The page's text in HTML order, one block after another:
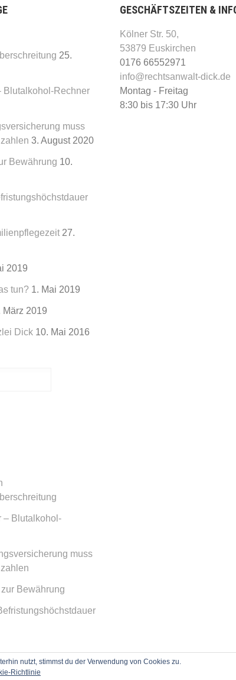
25.
Blutalkohol-Rechner
muss
3. August 2020
Bewährung 10.
27.
2019
tun? 1. Mai 2019
März 2019
Dick 10. Mai 2016
– Blutalkohol-
muss
Bewährung
GESCHÄFTSZEITEN &
Kölner Str. 50,
53879 Euskirchen
0176 66552971
info@rechtsanwalt-dick.de
Montag - Freitag
8:30 bis 17:30 Uhr
nutzt, stimmst du der Verwendung von Cookies zu.
Richtlinie